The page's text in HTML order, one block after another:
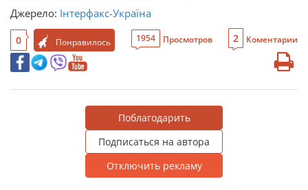
Джерело: Інтерфакс-Україна
0 Понравилось 1954 Просмотров 2 Коментарии
Поблагодарить
Подписаться на автора
Отключить рекламу